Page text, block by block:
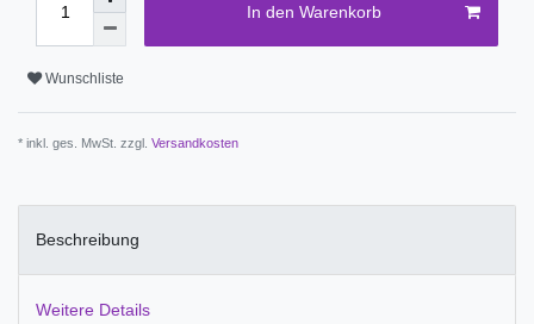
In den Warenkorb
Wunschliste
* inkl. ges. MwSt. zzgl. Versandkosten
Beschreibung
Weitere Details